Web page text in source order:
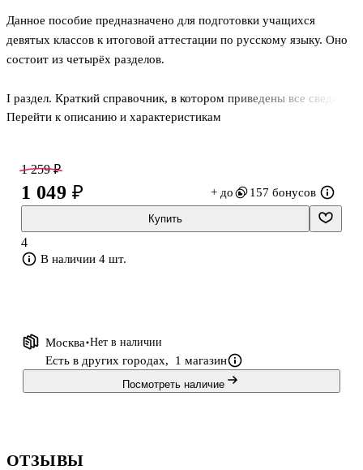
Данное пособие предназначено для подготовки учащихся
девятых классов к итоговой аттестации по русскому языку. Оно
состоит из четырёх разделов.
I раздел. Краткий справочник, в котором приведены все сведения
по русскому языку за курс основной школы, необходимые для
комментариями к заданиям, предлагаемым на экзамене.
III раздел. Учебно-тренировочные варианты, составленные
согласно Демоверсии ОГЭ 2026.
IV раздел. Подготовка к написанию изложения и сочинения.
Перейти к описанию и характеристикам
1 259 ₽
1 049 ₽ + до 157 бонусов
Купить
4
В наличии 4 шт.
Москва Нет в наличии
Есть в других городах, 1 магазин
Посмотреть наличие
ОТЗЫВЫ